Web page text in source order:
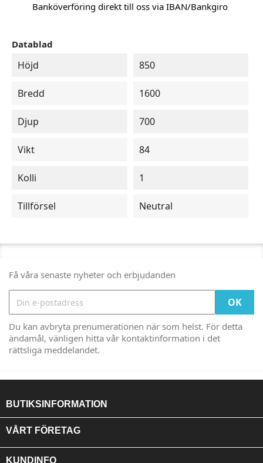
Banköverföring direkt till oss via IBAN/Bankgiro
Datablad
Höjd 850
Bredd 1600
Djup 700
Vikt 84
Kolli 1
Tillförsel Neutral
Få våra senaste nyheter och erbjudanden
Du kan avbryta prenumerationen när som helst. För detta
ändamål, vänligen hitta vår kontaktinformation i det
rättsliga meddelandet.
BUTIKSINFORMATION
VÅRT FÖRETAG
KUNDINFO